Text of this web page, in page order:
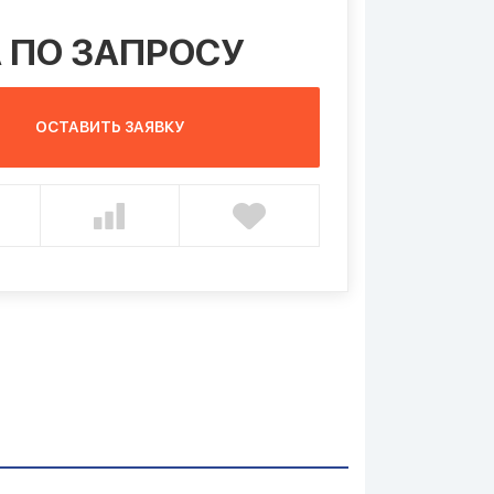
ПО ЗАПРОСУ
ОСТАВИТЬ ЗАЯВКУ